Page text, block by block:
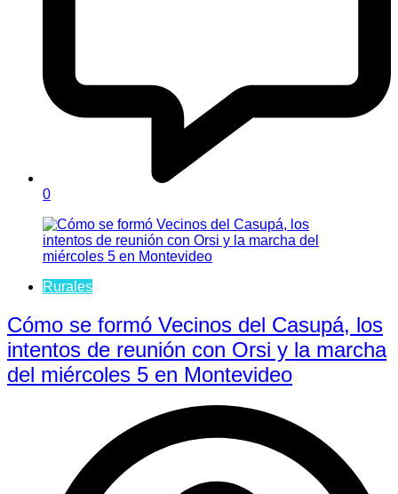
0
Rurales
Cómo se formó Vecinos del Casupá, los
intentos de reunión con Orsi y la marcha
del miércoles 5 en Montevideo